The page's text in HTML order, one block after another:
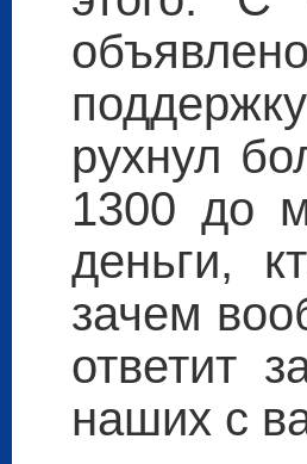
рухнул
1300 до
деньги,
зачем
ответит
наших с